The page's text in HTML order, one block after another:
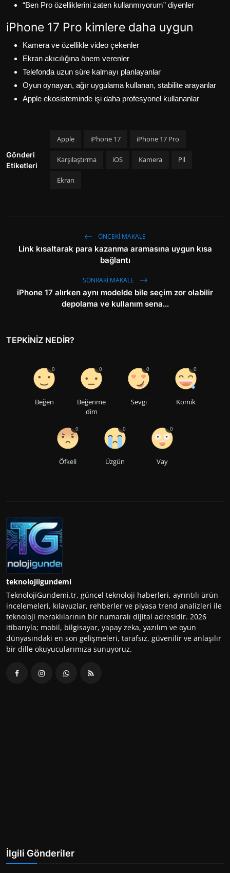
“Ben Pro özelliklerini zaten kullanmıyorum” diyenler
iPhone 17 Pro kimlere daha uygun
Kamera ve özellikle video çekenler
Ekran akıcılığına önem verenler
Telefonda uzun süre kalmayı planlayanlar
Oyun oynayan, ağır uygulama kullanan, stabilite arayanlar
Apple ekosisteminde işi daha profesyonel kullananlar
Gönderi
Etiketleri
Apple iPhone 17 iPhone 17 Pro
Karşılaştırma iOS Kamera Pil
Ekran
ÖNCEKI MAKALE
Link kısaltarak para kazanma aramasına uygun kısa
bağlantı
SONRAKI MAKALE
iPhone 17 alırken aynı modelde bile seçim zor olabilir
depolama ve kullanım sena...
TEPKINIZ NEDIR?
Beğen
0
Beğenme
dim
0
Sevgi
0
Komik
0
Öfkeli
0
Üzgün
0
Vay
0
teknolojiigundemi
TeknolojiGundemi.tr, güncel teknoloji haberleri, ayrıntılı ürün
incelemeleri, kılavuzlar, rehberler ve piyasa trend analizleri ile
teknoloji meraklılarının bir numaralı dijital adresidir. 2026
itibarıyla; mobil, bilgisayar, yapay zeka, yazılım ve oyun
dünyasındaki en son gelişmeleri, tarafsız, güvenilir ve anlaşılır
bir dille okuyucularımıza sunuyoruz.
İlgili Gönderiler